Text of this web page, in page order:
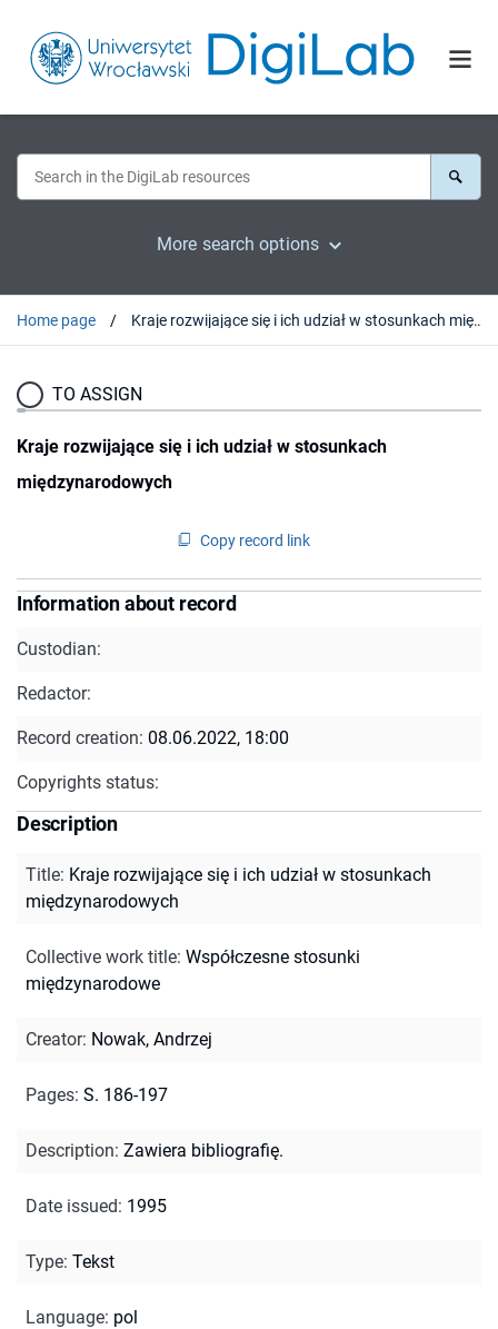
More search options
Home page Kraje rozwijające się i ich udział w stosunkach międzynarodowych
TO ASSIGN
Kraje rozwijające się i ich udział w stosunkach
międzynarodowych
Copy record link
Information about record
Custodian:
Redactor:
Record creation: 08.06.2022, 18:00
Copyrights status:
Description
Title: Kraje rozwijające się i ich udział w stosunkach
międzynarodowych
Collective work title: Współczesne stosunki
międzynarodowe
Creator: Nowak, Andrzej
Pages: S. 186-197
Description: Zawiera bibliografię.
Date issued: 1995
Type: Tekst
Language: pol